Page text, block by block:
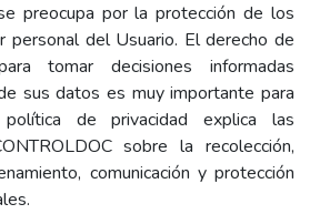
preocupa por la protección de los
personal del Usuario. El derecho de
tomar decisiones informadas
sus datos es muy importante para
de privacidad explica las
sobre la recolección,
comunicación y protección